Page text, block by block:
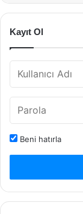
Kayıt Ol
Beni hatırla